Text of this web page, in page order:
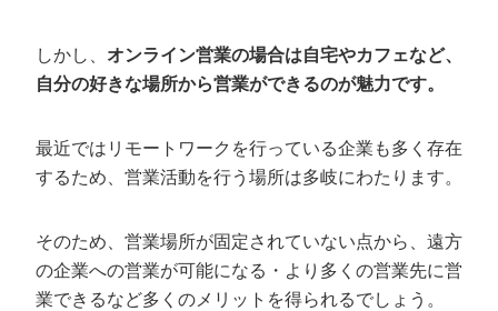
しかし、 オンライン営業の場合は自宅やカフェなど、
自分の好きな場所から営業ができるのが魅力です。
最近ではリモートワークを行っている企業も多く存在
するため、営業活動を行う場所は多岐にわたります。
そのため、営業場所が固定されていない点から、遠方
の企業への営業が可能になる・より多くの営業先に営
業できるなど多くのメリットを得られるでしょう。